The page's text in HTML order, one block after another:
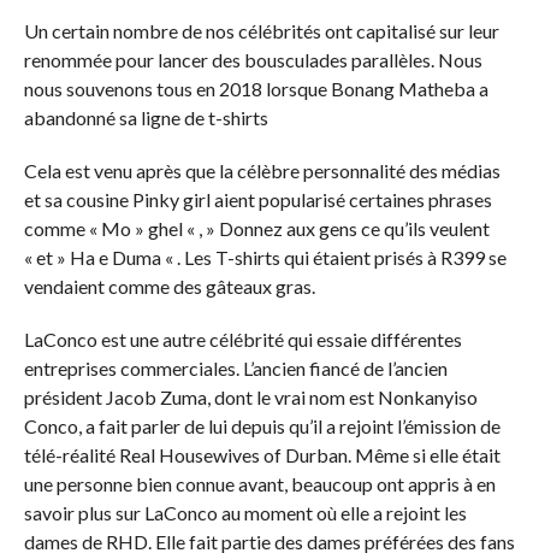
Un certain nombre de nos célébrités ont capitalisé sur leur
renommée pour lancer des bousculades parallèles. Nous
nous souvenons tous en 2018 lorsque Bonang Matheba a
abandonné sa ligne de t-shirts
Cela est venu après que la célèbre personnalité des médias
et sa cousine Pinky girl aient popularisé certaines phrases
comme « Mo » ghel « , » Donnez aux gens ce qu’ils veulent
« et » Ha e Duma « . Les T-shirts qui étaient prisés à R399 se
vendaient comme des gâteaux gras.
LaConco est une autre célébrité qui essaie différentes
entreprises commerciales. L’ancien fiancé de l’ancien
président Jacob Zuma, dont le vrai nom est Nonkanyiso
Conco, a fait parler de lui depuis qu’il a rejoint l’émission de
télé-réalité Real Housewives of Durban. Même si elle était
une personne bien connue avant, beaucoup ont appris à en
savoir plus sur LaConco au moment où elle a rejoint les
dames de RHD. Elle fait partie des dames préférées des fans